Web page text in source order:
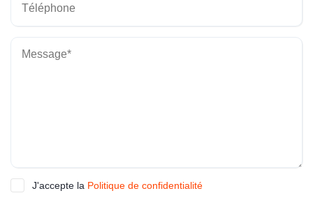
J'accepte la Politique de confidentialité